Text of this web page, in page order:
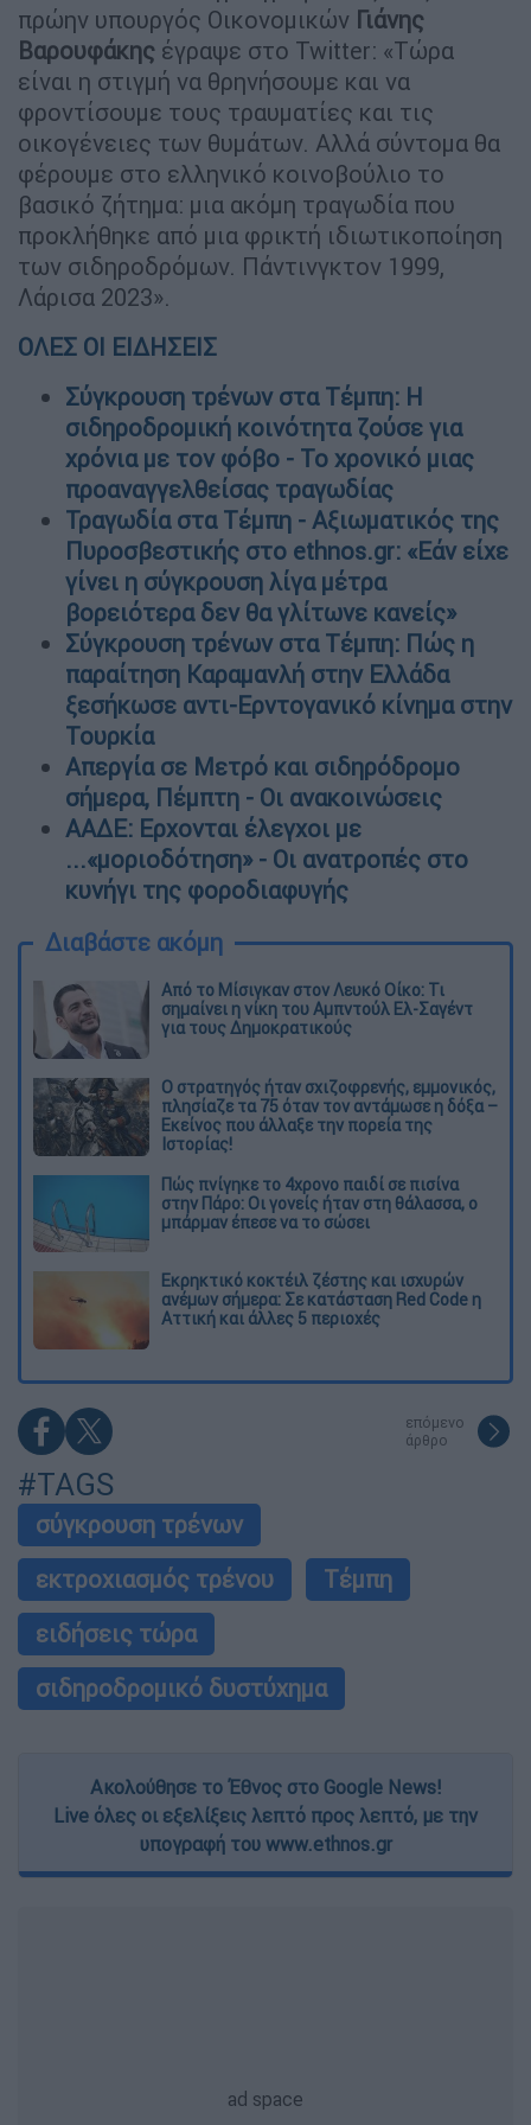
πρώην υπουργός Οικονομικών Γιάνης
Βαρουφάκης έγραψε στο Twitter: «Τώρα
είναι η στιγμή να θρηνήσουμε και να
φροντίσουμε τους τραυματίες και τις
οικογένειες των θυμάτων. Αλλά σύντομα θα
φέρουμε στο ελληνικό κοινοβούλιο το
βασικό ζήτημα: μια ακόμη τραγωδία που
προκλήθηκε από μια φρικτή ιδιωτικοποίηση
των σιδηροδρόμων. Πάντινγκτον 1999,
Λάρισα 2023».
ΟΛΕΣ ΟΙ ΕΙΔΗΣΕΙΣ
Σύγκρουση τρένων στα Τέμπη: Η
σιδηροδρομική κοινότητα ζούσε για
χρόνια με τον φόβο - Το χρονικό μιας
προαναγγελθείσας τραγωδίας
Τραγωδία στα Τέμπη - Αξιωματικός της
Πυροσβεστικής στο ethnos.gr: «Εάν είχε
γίνει η σύγκρουση λίγα μέτρα
βορειότερα δεν θα γλίτωνε κανείς»
Σύγκρουση τρένων στα Τέμπη: Πώς η
παραίτηση Καραμανλή στην Ελλάδα
ξεσήκωσε αντι-Ερντογανικό κίνημα στην
Τουρκία
Απεργία σε Μετρό και σιδηρόδρομο
σήμερα, Πέμπτη - Οι ανακοινώσεις
ΑΑΔΕ: Ερχονται έλεγχοι με
...«μοριοδότηση» - Οι ανατροπές στο
κυνήγι της φοροδιαφυγής
Διαβάστε ακόμη
Από το Μίσιγκαν στον Λευκό Οίκο: Τι
σημαίνει η νίκη του Αμπντούλ Ελ-Σαγέντ
για τους Δημοκρατικούς
O στρατηγός ήταν σχιζοφρενής, εμμονικός,
πλησίαζε τα 75 όταν τον αντάμωσε η δόξα –
Εκείνος που άλλαξε την πορεία της
Ιστορίας!
Πώς πνίγηκε το 4χρονο παιδί σε πισίνα
στην Πάρο: Οι γονείς ήταν στη θάλασσα, ο
μπάρμαν έπεσε να το σώσει
Εκρηκτικό κοκτέιλ ζέστης και ισχυρών
ανέμων σήμερα: Σε κατάσταση Red Code η
Αττική και άλλες 5 περιοχές
επόμενο
άρθρο
#TAGS
σύγκρουση τρένων
εκτροχιασμός τρένου
Τέμπη
ειδήσεις τώρα
σιδηροδρομικό δυστύχημα
Ακολούθησε το Έθνος στο Google News!
Live όλες οι εξελίξεις λεπτό προς λεπτό, με την
υπογραφή του www.ethnos.gr